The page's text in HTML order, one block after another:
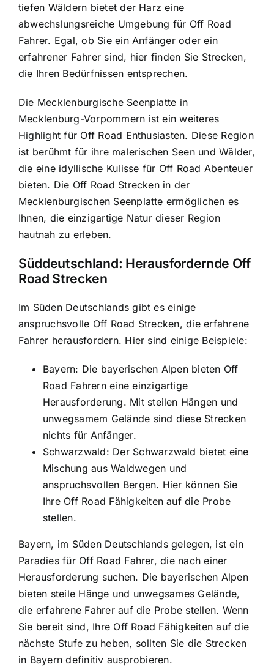
tiefen Wäldern bietet der Harz eine
abwechslungsreiche Umgebung für Off Road
Fahrer. Egal, ob Sie ein Anfänger oder ein
erfahrener Fahrer sind, hier finden Sie Strecken,
die Ihren Bedürfnissen entsprechen.
Die Mecklenburgische Seenplatte in
Mecklenburg-Vorpommern ist ein weiteres
Highlight für Off Road Enthusiasten. Diese Region
ist berühmt für ihre malerischen Seen und Wälder,
die eine idyllische Kulisse für Off Road Abenteuer
bieten. Die Off Road Strecken in der
Mecklenburgischen Seenplatte ermöglichen es
Ihnen, die einzigartige Natur dieser Region
hautnah zu erleben.
Süddeutschland: Herausfordernde Off
Road Strecken
Im Süden Deutschlands gibt es einige
anspruchsvolle Off Road Strecken, die erfahrene
Fahrer herausfordern. Hier sind einige Beispiele:
Bayern: Die bayerischen Alpen bieten Off
Road Fahrern eine einzigartige
Herausforderung. Mit steilen Hängen und
unwegsamem Gelände sind diese Strecken
nichts für Anfänger.
Schwarzwald: Der Schwarzwald bietet eine
Mischung aus Waldwegen und
anspruchsvollen Bergen. Hier können Sie
Ihre Off Road Fähigkeiten auf die Probe
stellen.
Bayern, im Süden Deutschlands gelegen, ist ein
Paradies für Off Road Fahrer, die nach einer
Herausforderung suchen. Die bayerischen Alpen
bieten steile Hänge und unwegsames Gelände,
die erfahrene Fahrer auf die Probe stellen. Wenn
Sie bereit sind, Ihre Off Road Fähigkeiten auf die
nächste Stufe zu heben, sollten Sie die Strecken
in Bayern definitiv ausprobieren.